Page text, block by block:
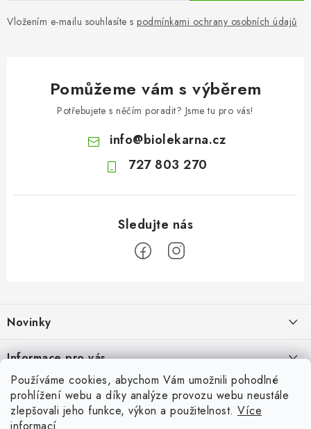
Používáme cookies, abychom Vám umožnili pohodlné
prohlížení webu a díky analýze provozu webu neustále
zlepšovali jeho funkce, výkon a použitelnost. Více
Vložením e-mailu souhlasíte s podmínkami ochrany osobních údajů
Pomůžeme vám s výběrem
Potřebujete s něčím poradit? Jsme tu pro vás!
info@biolekarna.cz
727 803 270
p
a
t
Novinky
Jak na klidné trávení na cestách
Fava boby: výživná luštěnina plná rostlinných bílkovin, vlákniny a
minerálů
Informace pro vás
Odborný garant MUDr. Monika Klaudysová
Jak nakupovat
Přijímáme online platby